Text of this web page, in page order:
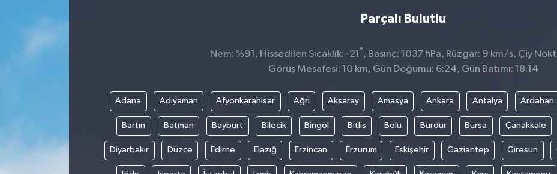
Parçalı Bulutlu
Nem: %91, Hissedilen Sıcaklık: -21 ° , Basınç: 1037 hPa, Rüzgar: 9 km/s, Çiy
Görüş Mesafesi: 10 km, Gün Doğumu: 6:24, Gün Batımı: 18:14
Adana Adıyaman Afyonkarahisar Ağrı Aksaray Amasya Ankara Antalya Ardahan
Bartın Batman Bayburt Bilecik Bingöl Bitlis Bolu Burdur Bursa Çanakkale
Diyarbakır Düzce Edirne Elazığ Erzincan Erzurum Eskişehir Gaziantep Giresun
İnegöl
Özel Haber